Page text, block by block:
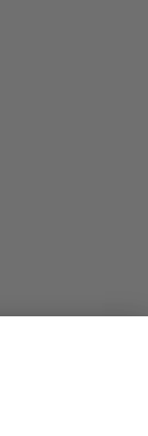
mir
und für